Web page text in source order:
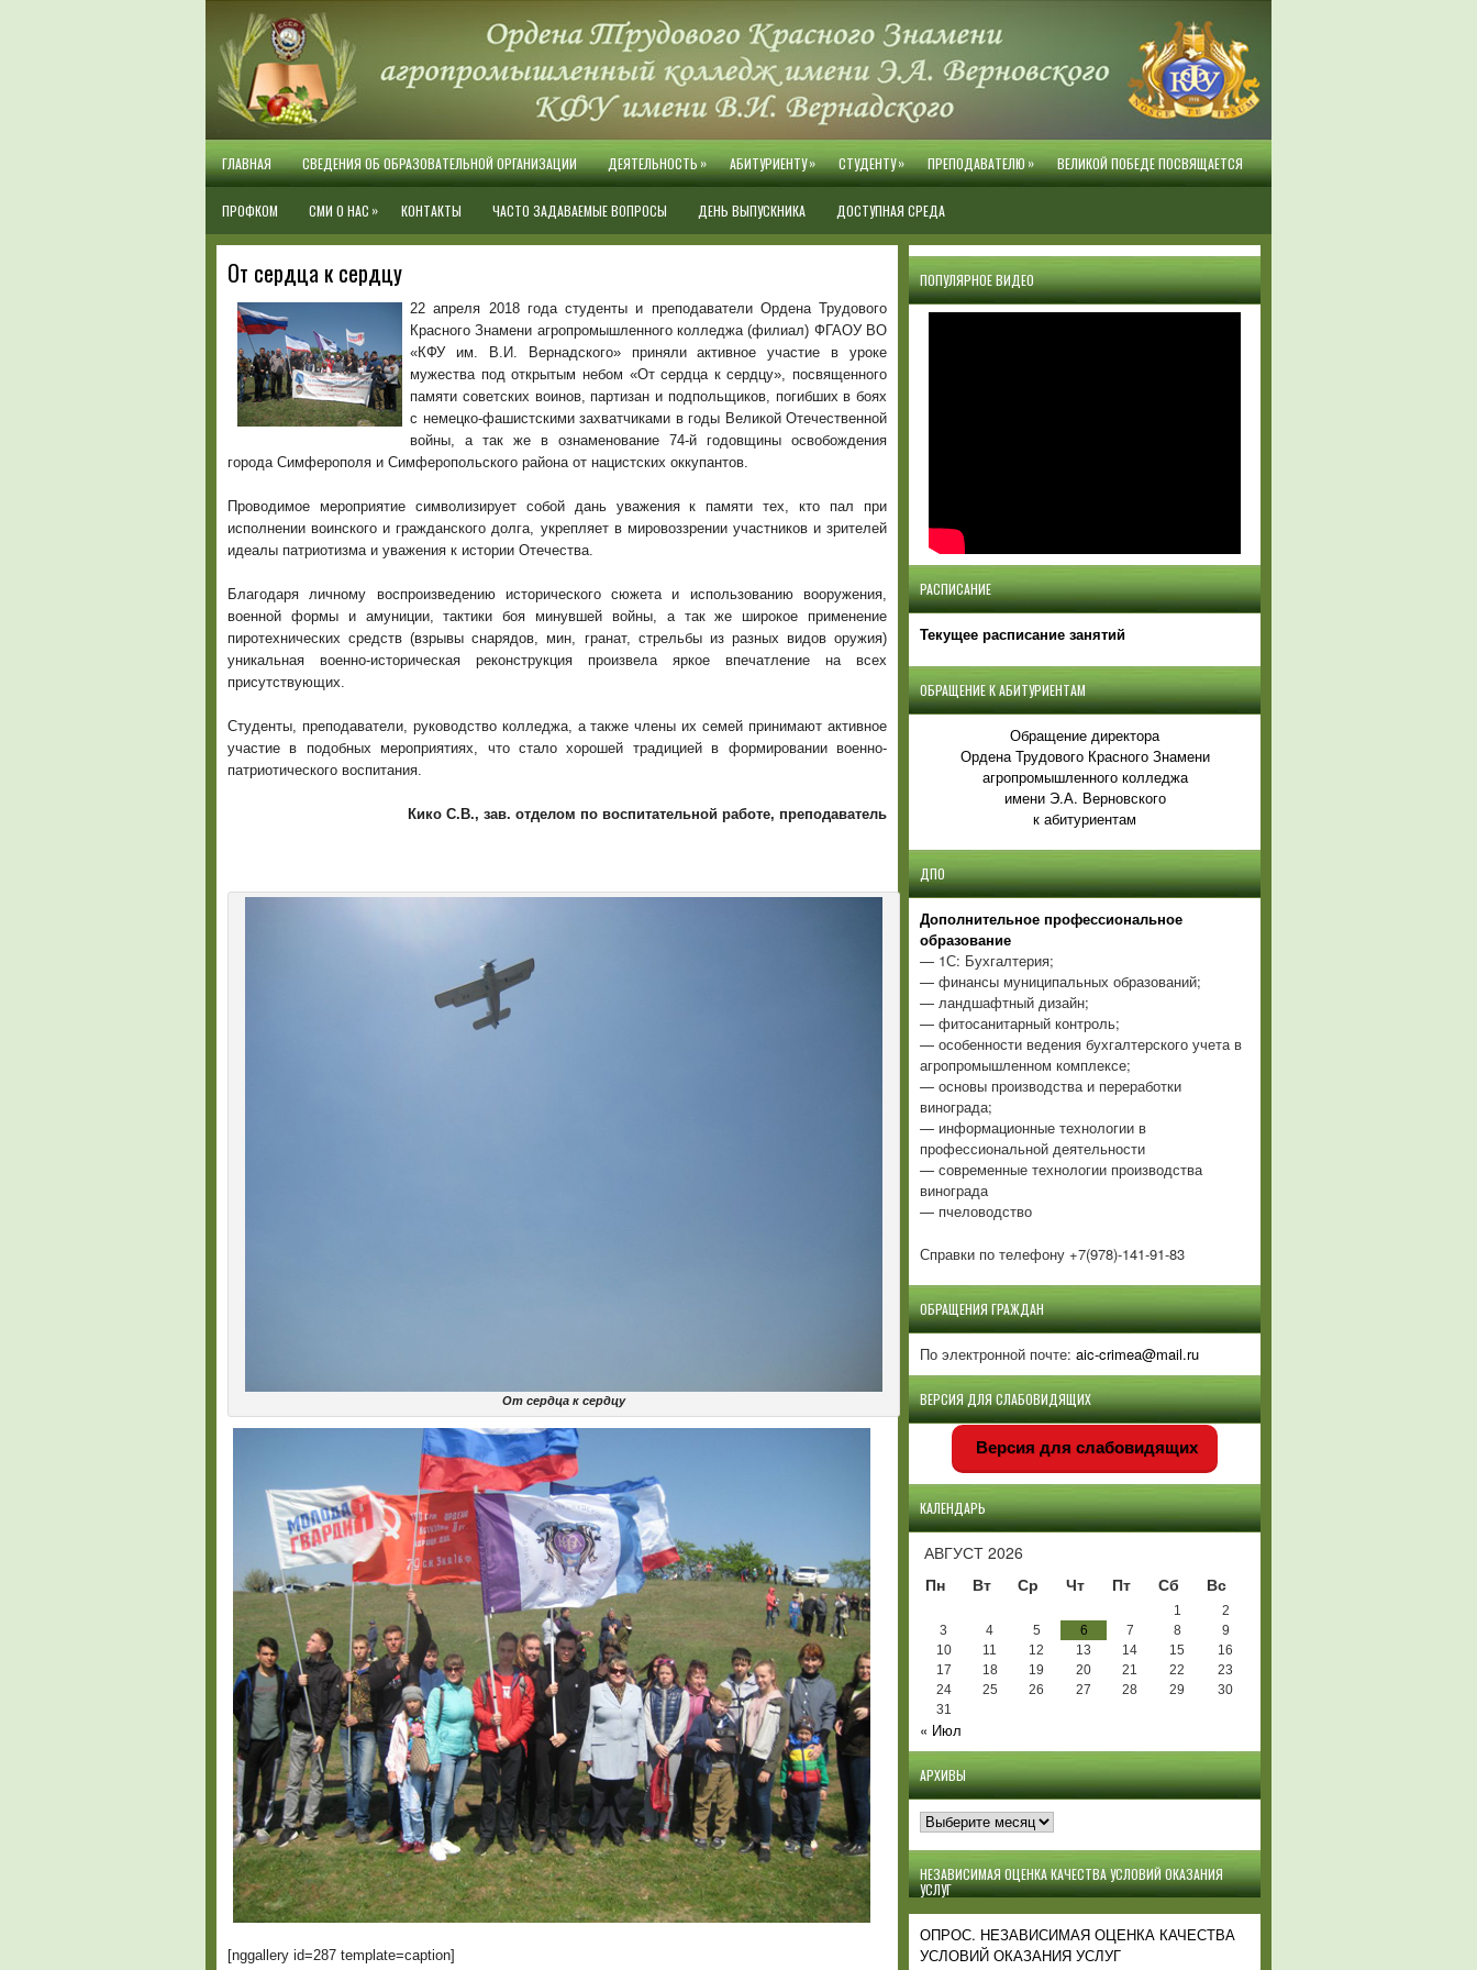
ГЛАВНАЯ СВЕДЕНИЯ ОБ ОБРАЗОВАТЕЛЬНОЙ ОРГАНИЗАЦИИ ДЕЯТЕЛЬНОСТЬ» АБИТУРИЕНТУ» СТУДЕНТУ» ПРЕПОДАВАТЕЛЮ» ВЕЛИКОЙ ПОБЕДЕ ПОСВЯЩАЕТСЯ
ПРОФКОМ СМИ О НАС » КОНТАКТЫ ЧАСТО ЗАДАВАЕМЫЕ ВОПРОСЫ ДЕНЬ ВЫПУСКНИКА ДОСТУПНАЯ СРЕДА
От сердца к сердцу
22 апреля 2018 года студенты и преподаватели Ордена Трудового
Красного Знамени агропромышленного колледжа (филиал) ФГАОУ ВО
«КФУ им. В.И. Вернадского» приняли активное участие в уроке
мужества под открытым небом «От сердца к сердцу», посвященного
памяти советских воинов, партизан и подпольщиков, погибших в боях
с немецко-фашистскими захватчиками в годы Великой Отечественной
войны, а так же в ознаменование 74-й годовщины освобождения
города Симферополя и Симферопольского района от нацистских оккупантов.
Проводимое мероприятие символизирует собой дань уважения к памяти тех, кто пал при
исполнении воинского и гражданского долга, укрепляет в мировоззрении участников и зрителей
идеалы патриотизма и уважения к истории Отечества.
Благодаря личному воспроизведению исторического сюжета и использованию вооружения,
военной формы и амуниции, тактики боя минувшей войны, а так же широкое применение
пиротехнических средств (взрывы снарядов, мин, гранат, стрельбы из разных видов оружия)
уникальная военно-историческая реконструкция произвела яркое впечатление на всех
присутствующих.
Студенты, преподаватели, руководство колледжа, а также члены их семей принимают активное
участие в подобных мероприятиях, что стало хорошей традицией в формировании военно-
патриотического воспитания.
Кико С.В., зав. отделом по воспитательной работе, преподаватель
От сердца к сердцу
[nggallery id=287 template=caption]
ПОПУЛЯРНОЕ ВИДЕО
РАСПИСАНИЕ
Текущее расписание занятий
ОБРАЩЕНИЕ К АБИТУРИЕНТАМ
Обращение директора
Ордена Трудового Красного Знамени
агропромышленного колледжа
имени Э.А. Верновского
к абитуриентам
ДПО
Дополнительное профессиональное
образование
— 1С: Бухгалтерия;
— финансы муниципальных образований;
— ландшафтный дизайн;
— фитосанитарный контроль;
— особенности ведения бухгалтерского учета в
агропромышленном комплексе;
— основы производства и переработки
винограда;
— информационные технологии в
профессиональной деятельности
— современные технологии производства
винограда
— пчеловодство
Справки по телефону +7(978)-141-91-83
ОБРАЩЕНИЯ ГРАЖДАН
По электронной почте: aic-crimea@mail.ru
ВЕРСИЯ ДЛЯ СЛАБОВИДЯЩИХ
Версия для слабовидящих
КАЛЕНДАРЬ
АВГУСТ 2026
Пн
Вт Ср Чт Пт Сб Вс
1
2
3
4 5 6 7 8
9
10
11 12 13 14 15
16
17
18 19 20 21 22
23
24
25 26 27 28 29
30
31
« Июл
АРХИВЫ
Архивы
НЕЗАВИСИМАЯ ОЦЕНКА КАЧЕСТВА УСЛОВИЙ ОКАЗАНИЯ
УСЛУГ
ОПРОС. НЕЗАВИСИМАЯ ОЦЕНКА КАЧЕСТВА
УСЛОВИЙ ОКАЗАНИЯ УСЛУГ